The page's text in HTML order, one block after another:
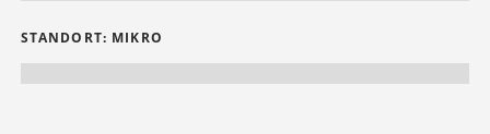
STANDORT: MIKRO